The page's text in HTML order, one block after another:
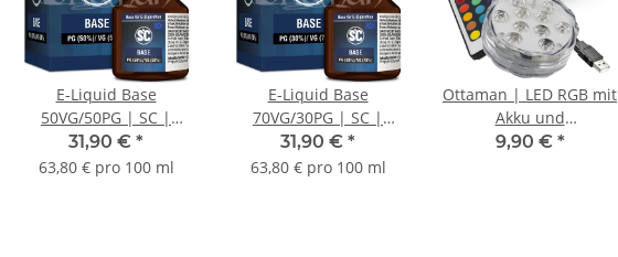
E-Liquid Base
50VG/50PG | SC |
Nikotinfrei | 50ml
31,90 € *
63,80 € pro 100 ml
E-Liquid Base
70VG/30PG | SC |
Nikotinfrei | 50ml
31,90 € *
63,80 € pro 100 ml
Ottaman | LED RGB mit
Akku und
Ferbedienung 7cm
9,90 € *